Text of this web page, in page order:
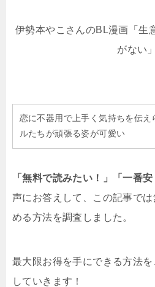
伊勢本やこさんのBL漫画「生
がない」
恋に不器用で上手く気持ちを伝え
ルたちが頑張る姿が可愛い
「無料で読みたい！」「一番安
声にお答えして、この記事で
める方法を調査しました。
最大限お得を手にできる方法
していきます！